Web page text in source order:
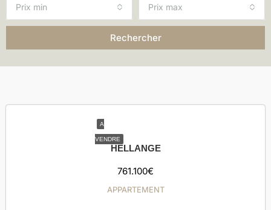
Prix min Prix max
Rechercher
A
VENDRE
HELLANGE
761.100€
APPARTEMENT